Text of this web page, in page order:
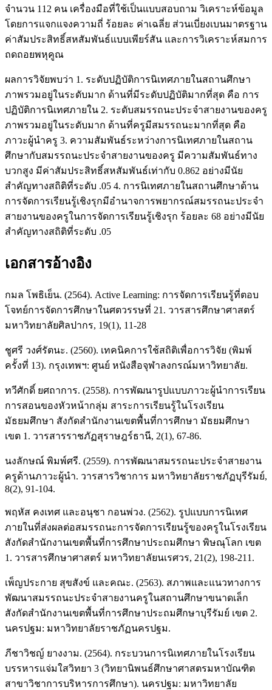
จำนวน 112 คน เครื่องมือที่ใช้เป็นแบบสอบถาม วิเคราะห์ข้อมูล
โดยการแจกแจงความถี่ ร้อยละ ค่าเฉลี่ย ส่วนเบี่ยงเบนมาตรฐาน
ค่าสัมประสิทธิ์สหสัมพันธ์แบบเพียร์สัน และการวิเคราะห์สมการ
ถดถอยพหุคูณ
ผลการวิจัยพบว่า 1. ระดับปฏิบัติการนิเทศภายในสถานศึกษา
ภาพรวมอยู่ในระดับมาก ด้านที่มีระดับปฏิบัติมากที่สุด คือ การ
ปฏิบัติการนิเทศภายใน 2. ระดับสมรรถนะประจำสายงานของครู
ภาพรวมอยู่ในระดับมาก ด้านที่ครูมีสมรรถนะมากที่สุด คือ
ภาวะผู้นำครู 3. ความสัมพันธ์ระหว่างการนิเทศภายในสถาน
ศึกษากับสมรรถนะประจำสายงานของครู มีความสัมพันธ์ทาง
บวกสูง มีค่าสัมประสิทธิ์สหสัมพันธ์เท่ากับ 0.862 อย่างมีนัย
สำคัญทางสถิติที่ระดับ .05 4. การนิเทศภายในสถานศึกษาด้าน
การจัดการเรียนรู้เชิงรุกมีอำนาจการพยากรณ์สมรรถนะประจำ
สายงานของครูในการจัดการเรียนรู้เชิงรุก ร้อยละ 68 อย่างมีนัย
สำคัญทางสถิติที่ระดับ .05
เอกสารอ้างอิง
กมล โพธิเย็น. (2564). Active Learning: การจัดการเรียนรู้ที่ตอบ
โจทย์การจัดการศึกษาในศตวรรษที่ 21. วารสารศึกษาศาสตร์
มหาวิทยาลัยศิลปากร, 19(1), 11-28
ชูศรี วงศ์รัตนะ. (2560). เทคนิคการใช้สถิติเพื่อการวิจัย (พิมพ์
ครั้งที่ 13). กรุงเทพฯ: ศูนย์ หนังสือจุฬาลงกรณ์มหาวิทยาลัย.
ทวีศักดิ์ ยศถาการ. (2558). การพัฒนารูปแบบภาวะผู้นำการเรียน
การสอนของหัวหน้ากลุ่ม สาระการเรียนรู้ในโรงเรียน
มัธยมศึกษา สังกัดสำนักงานเขตพื้นที่การศึกษา มัธยมศึกษา
เขต 1. วารสารราชภัฏสุราษฎร์ธานี, 2(1), 67-86.
นงลักษณ์ พิมพ์ศรี. (2559). การพัฒนาสมรรถนะประจำสายงาน
ครูด้านภาวะผู้นำ. วารสารวิชาการ มหาวิทยาลัยราชภัฏบุรีรัมย์,
8(2), 91-104.
พฤหัส คงเทศ และอนุชา กอนพ่วง. (2562). รูปแบบการนิเทศ
ภายในที่ส่งผลต่อสมรรถนะการจัดการเรียนรู้ของครูในโรงเรียน
สังกัดสำนักงานเขตพื้นที่การศึกษาประถมศึกษา พิษณุโลก เขต
1. วารสารศึกษาศาสตร์ มหาวิทยาลัยนเรศวร, 21(2), 198-211.
เพ็ญประกาย สุขสังข์ และคณะ. (2563). สภาพและแนวทางการ
พัฒนาสมรรถนะประจำสายงานครูในสถานศึกษาขนาดเล็ก
สังกัดสำนักงานเขตพื้นที่การศึกษาประถมศึกษาบุรีรัมย์ เขต 2.
นครปฐม: มหาวิทยาลัยราชภัฏนครปฐม.
ภีชาวิชญ์ ยางงาม. (2564). กระบวนการนิเทศภายในโรงเรียน
บรรหารแจ่มใสวิทยา 3 (วิทยานิพนธ์ศึกษาศาสตรมหาบัณฑิต
สาขาวิชาการบริหารการศึกษา). นครปฐม: มหาวิทยาลัย